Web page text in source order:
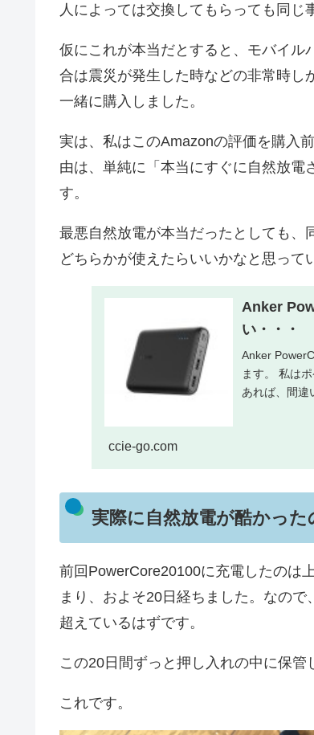
人によっては交換してもらっても同じ
仮にこれが本当だとすると、モバイル
合は震災が発生した時などの非常時し
一緒に購入しました。
実は、私はこのAmazonの評価を購入
由は、単純に「本当にすぐに自然放
す。
最悪自然放電が本当だったとしても、
どちらかが使えたらいいかなと思って
Anker
い・・・
Anker
ます。 私は
あれば、間違
ccie-go.com
実際に自然放電が酷かった
前回PowerCore20100に充電したのは
まり、およそ20日経ちました。なの
超えているはずです。
この20日間ずっと押し入れの中に保管
これです。